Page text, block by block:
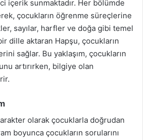
içerik sunmaktadır. Her bölümde
çocukların öğrenme süreçlerine
sayılar, harfler ve doğa gibi temel
dille aktaran Hapşu, çocukların
sağlar. Bu yaklaşım, çocukların
artırırken, bilgiye olan
olarak çocuklarla doğrudan
boyunca çocukların sorularını